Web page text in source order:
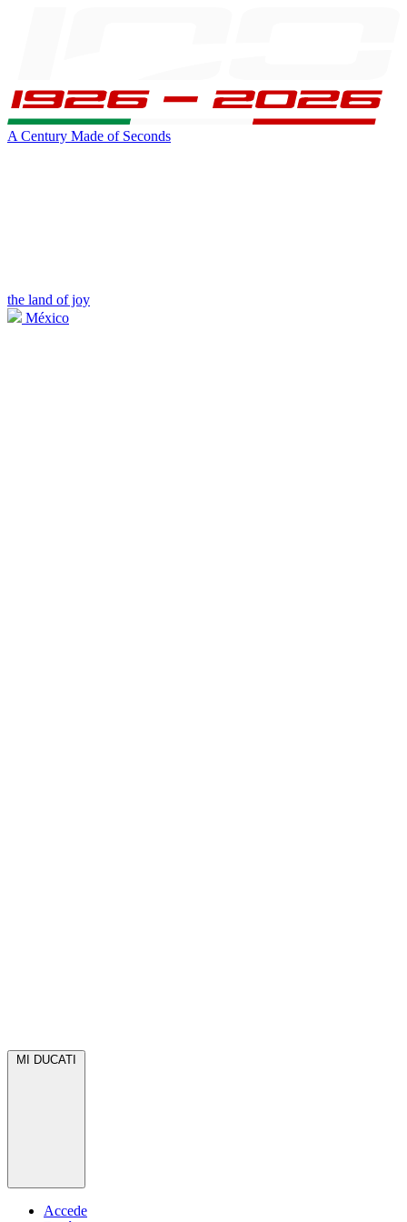
A Century Made of Seconds
the land of joy
México
MI DUCATI
Accede